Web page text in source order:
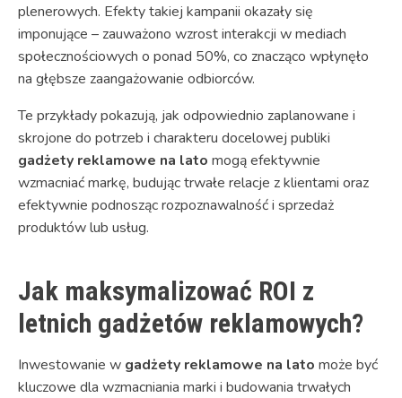
plenerowych. Efekty takiej kampanii okazały się
imponujące – zauważono wzrost interakcji w mediach
społecznościowych o ponad 50%, co znacząco wpłynęło
na głębsze zaangażowanie odbiorców.
Te przykłady pokazują, jak odpowiednio zaplanowane i
skrojone do potrzeb i charakteru docelowej publiki
gadżety reklamowe na lato mogą efektywnie
wzmacniać markę, budując trwałe relacje z klientami oraz
efektywnie podnosząc rozpoznawalność i sprzedaż
produktów lub usług.
Jak maksymalizować ROI z
letnich gadżetów reklamowych?
Inwestowanie w gadżety reklamowe na lato może być
kluczowe dla wzmacniania marki i budowania trwałych